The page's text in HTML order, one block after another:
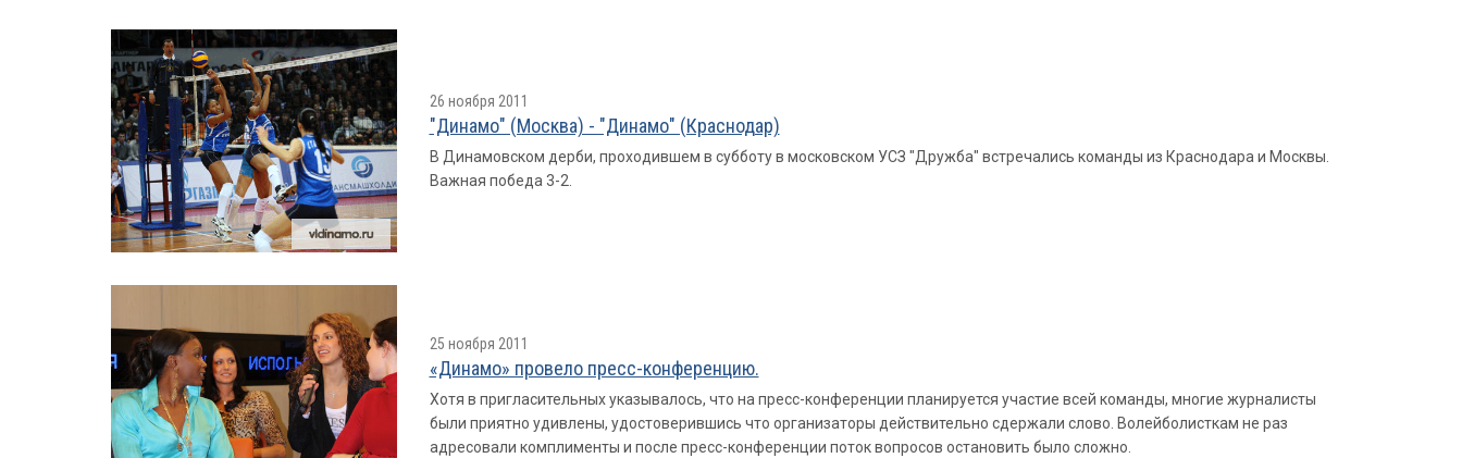
26 ноября 2011
"Динамо" (Москва) - "Динамо" (Краснодар)
В Динамовском дерби, проходившем в субботу в московском УСЗ "Дружба" встречались команды из Краснодара и Москвы.
Важная победа 3-2.
25 ноября 2011
«Динамо» провело пресс-конференцию.
Хотя в пригласительных указывалось, что на пресс-конференции планируется участие всей команды, многие журналисты
были приятно удивлены, удостоверившись что организаторы действительно сдержали слово. Волейболисткам не раз
адресовали комплименты и после пресс-конференции поток вопросов остановить было сложно.